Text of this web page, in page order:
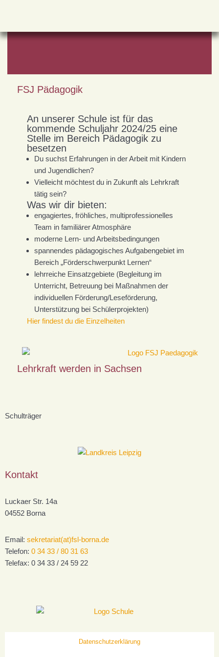
Inhalt
FSJ Pädagogik
An unserer Schule ist für das
kommende Schuljahr 2024/25 eine
Stelle im Bereich Pädagogik zu
besetzen
Du suchst Erfahrungen in der Arbeit mit Kindern
und Jugendlichen?
Vielleicht möchtest du in Zukunft als Lehrkraft
tätig sein?
Was wir dir bieten:
engagiertes, fröhliches, multiprofessionelles
Team in familiärer Atmosphäre
moderne Lern- und Arbeitsbedingungen
spannendes pädagogisches Aufgabengebiet im
Bereich „Förderschwerpunkt Lernen“
lehrreiche Einsatzgebiete (Begleitung im
Unterricht, Betreuung bei Maßnahmen der
individuellen Förderung/Leseförderung,
Unterstützung bei Schülerprojekten)
Hier findest du die Einzelheiten
Lehrkraft werden in Sachsen
Schulträger
Kontakt
Luckaer Str. 14a
04552 Borna
Email: sekretariat(at)fsl-borna.de
Telefon: 0 34 33 / 80 31 63
Telefax: 0 34 33 / 24 59 22
Datenschutzerklärung